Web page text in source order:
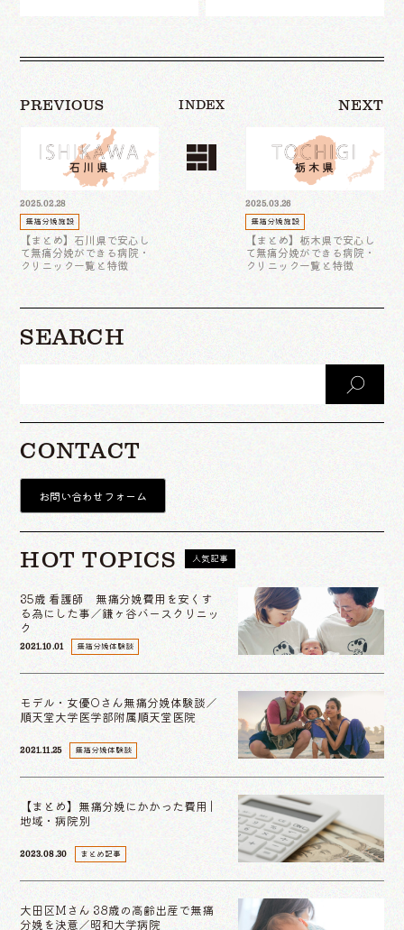
2025.02.28
無痛分娩施設
【まとめ】石川県で安心し
て無痛分娩ができる病院・
クリニック一覧と特徴
2025.03.26
無痛分娩施設
【まとめ】栃木県で安心し
て無痛分娩ができる病院・
クリニック一覧と特徴
INDEX
SEARCH
CONTACT
お問い合わせフォーム
HOT TOPICS 人気記事
2021.10.01 無痛分娩体験談
35歳 看護師 無痛分娩費用を安くす
る為にした事／鎌ヶ谷バースクリニッ
ク
2021.11.25 無痛分娩体験談
モデル・女優Oさん無痛分娩体験談／
順天堂大学医学部附属順天堂医院
2023.08.30 まとめ記事
【まとめ】無痛分娩にかかった費用 |
地域・病院別
大田区Mさん 38歳の高齢出産で無痛
分娩を決意／昭和大学病院